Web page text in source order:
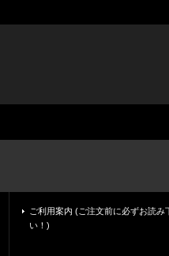
ご利用案内 (ご注文前に必ずお読み
い！)